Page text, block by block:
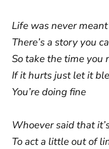
Life was never
There’s a story you
So take the time you
If it hurts just let it
You’re doing fine
Whoever said that
To act a little out of